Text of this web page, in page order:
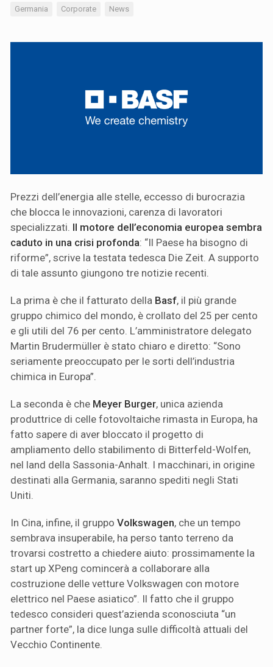
Germania Corporate News
Prezzi dell’energia alle stelle, eccesso di burocrazia
che blocca le innovazioni, carenza di lavoratori
specializzati. Il motore dell’economia europea sembra
caduto in una crisi profonda: “Il Paese ha bisogno di
riforme”, scrive la testata tedesca Die Zeit. A supporto
di tale assunto giungono tre notizie recenti.
La prima è che il fatturato della Basf, il più grande
gruppo chimico del mondo, è crollato del 25 per cento
e gli utili del 76 per cento. L’amministratore delegato
Martin Brudermüller è stato chiaro e diretto: “Sono
seriamente preoccupato per le sorti dell’industria
chimica in Europa”.
La seconda è che Meyer Burger, unica azienda
produttrice di celle fotovoltaiche rimasta in Europa, ha
fatto sapere di aver bloccato il progetto di
ampliamento dello stabilimento di Bitterfeld-Wolfen,
nel land della Sassonia-Anhalt. I macchinari, in origine
destinati alla Germania, saranno spediti negli Stati
Uniti.
In Cina, infine, il gruppo Volkswagen, che un tempo
sembrava insuperabile, ha perso tanto terreno da
trovarsi costretto a chiedere aiuto: prossimamente la
start up XPeng comincerà a collaborare alla
costruzione delle vetture Volkswagen con motore
elettrico nel Paese asiatico”. Il fatto che il gruppo
tedesco consideri quest’azienda sconosciuta “un
partner forte”, la dice lunga sulle difficoltà attuali del
Vecchio Continente.